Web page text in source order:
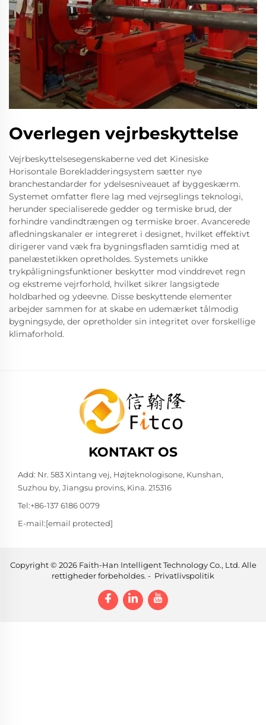
Overlegen vejrbeskyttelse
Vejrbeskyttelsesegenskaberne ved det Kinesiske
Horisontale Borekladderingsystem sætter nye
branchestandarder for ydelsesniveauet af byggeskærm.
Systemet omfatter flere lag med vejrseglings teknologi,
herunder specialiserede gedder og termiske brud, der
forhindre vandindtrængen og termiske broer. Avancerede
afledningskanaler er integreret i designet, hvilket effektivt
dirigerer vand væk fra bygningsfladen samtidig med at
panelæstetikken opretholdes. Systemets unikke
trykpåligningsfunktioner beskytter mod vinddrevet regn
og ekstreme vejrforhold, hvilket sikrer langsigtede
holdbarhed og ydeevne. Disse beskyttende elementer
arbejder sammen for at skabe en udemærket tålmodig
bygningsyde, der opretholder sin integritet over forskellige
klimaforhold.
KONTAKT OS
Add: Nr. 583 Xintang vej, Højteknologisone, Kunshan,
Suzhou by, Jiangsu provins, Kina. 215316
Tel:+86-137 6186 0079
E-mail:[email protected]
Copyright © 2026 Faith-Han Intelligent Technology Co., Ltd. Alle
rettigheder forbeholdes. - Privatlivspolitik